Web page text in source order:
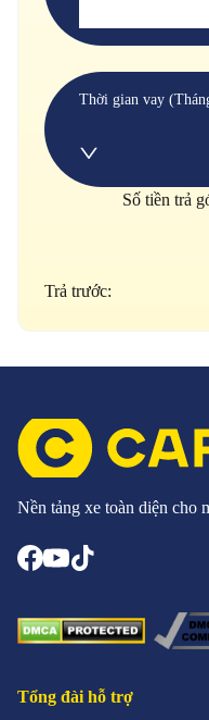
Thời gian vay
Số tiền trả
Trả trước:
Nền tảng xe toàn diện cho
Tổng đài hỗ trợ